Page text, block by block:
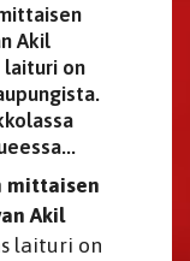
Akil
laituri on
mittaisen
Akil
laituri on